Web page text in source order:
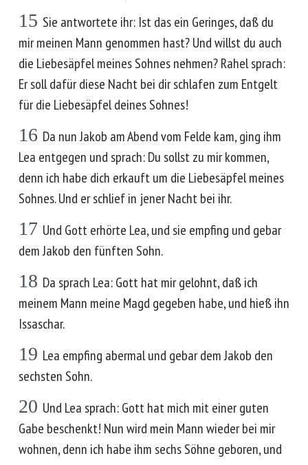
15 Sie antwortete ihr: Ist das ein Geringes, daß du
mir meinen Mann genommen hast? Und willst du auch
die Liebesäpfel meines Sohnes nehmen? Rahel sprach:
Er soll dafür diese Nacht bei dir schlafen zum Entgelt
für die Liebesäpfel deines Sohnes!
16 Da nun Jakob am Abend vom Felde kam, ging ihm
Lea entgegen und sprach: Du sollst zu mir kommen,
denn ich habe dich erkauft um die Liebesäpfel meines
Sohnes. Und er schlief in jener Nacht bei ihr.
17 Und Gott erhörte Lea, und sie empfing und gebar
dem Jakob den fünften Sohn.
18 Da sprach Lea: Gott hat mir gelohnt, daß ich
meinem Mann meine Magd gegeben habe, und hieß ihn
Issaschar.
19 Lea empfing abermal und gebar dem Jakob den
sechsten Sohn.
20 Und Lea sprach: Gott hat mich mit einer guten
Gabe beschenkt! Nun wird mein Mann wieder bei mir
wohnen, denn ich habe ihm sechs Söhne geboren, und